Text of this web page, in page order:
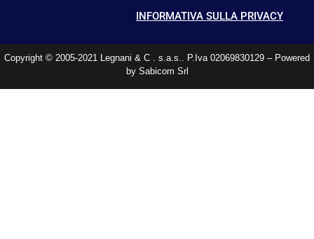
INFORMATIVA SULLA PRIVACY
Copyright © 2005-2021 Legnani & C . s.a.s.. P.Iva 02069830129 – Powered
by Sabicom Srl